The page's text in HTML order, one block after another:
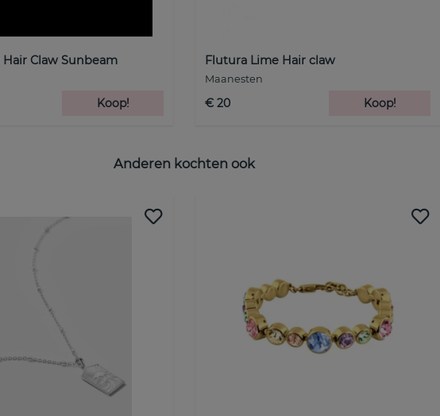
Claw Sunbeam
Koop!
Flutura Lime Hair claw
Maanesten
€ 20 Koop!
Anderen kochten ook